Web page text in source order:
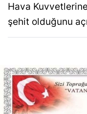
Hava
şehit olduğunu